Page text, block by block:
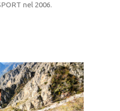
nel 2006.